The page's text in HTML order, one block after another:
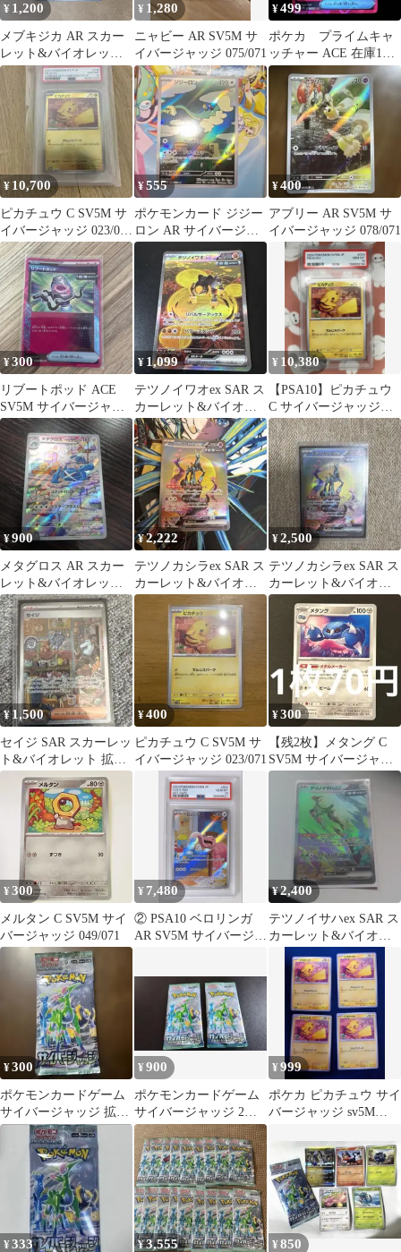
¥ 1,200
メブキジカ AR スカー
レット&バイオレット
拡張パック サイバージ
ャッジ 0…
¥ 1,280
ニャビー AR SV5M サ
イバージャッジ 075/071
¥499
ポケカ プライムキャ
ッチャー ACE 在庫1
枚 100円
¥ 10,700
ピカチュウ C SV5M サ
イバージャッジ 023/071
PSA10
¥555
ポケモンカード ジジー
ロン AR サイバージャ
ッジ
¥400
アブリー AR SV5M サ
イバージャッジ 078/071
¥300
リブートポッド ACE
SV5M サイバージャッ
ジ 063/071
¥ 1,099
テツノイワオex SAR ス
カーレット&バイオレ
ット 拡張パック サイバ
ージャ…
¥ 10,380
【PSA10】ピカチュウ
C サイバージャッジ
psa10
¥900
メタグロス AR スカー
レット&バイオレット
拡張パック サイバージ
ャッジ キ…
¥2,222
テツノカシラex SAR ス
カーレット&バイオレ
ット 拡張パック サイバ
ージャ…
¥2,500
テツノカシラex SAR ス
カーレット&バイオレ
ット 拡張パック サイバ
ージャ…
¥1,500
セイジ SAR スカーレッ
ト&バイオレット 拡張
パック サイバージャッ
ジ 09…
¥400
ピカチュウ C SV5M サ
イバージャッジ 023/071
¥300
【残2枚】メタング C
SV5M サイバージャッ
ジ 047/071
¥300
メルタン C SV5M サイ
バージャッジ 049/071
¥ 7,480
② PSA10 ベロリンガ
AR SV5M サイバージャ
¥2,400
テツノイサハex SAR ス
カーレット&バイオレ
ット 拡張パック サイバ
ージャ…
¥300
ポケモンカードゲーム
サイバージャッジ 拡張
パック
¥900
ポケモンカードゲーム
サイバージャッジ 2パ
ック
¥999
ポケカ ピカチュウ サイ
バージャッジ sv5M
¥333 ¥3,555 ¥850